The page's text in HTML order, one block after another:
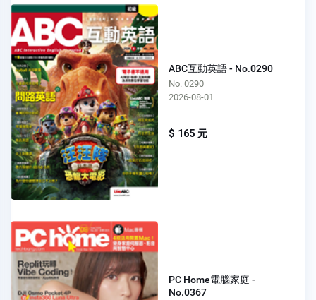
ABC互動英語 - No.0290
No. 0290
2026-08-01
$ 165 元
PC Home電腦家庭 -
No.0367